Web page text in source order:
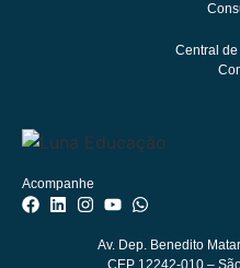
Central
Acompanhe
Av. Dep. Benedito
CEP 12242-010 –